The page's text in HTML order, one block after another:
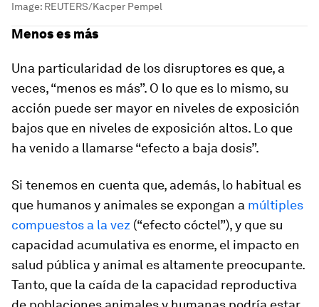
Image: REUTERS/Kacper Pempel
Menos es más
Una particularidad de los disruptores es que, a
veces, “menos es más”. O lo que es lo mismo, su
acción puede ser mayor en niveles de exposición
bajos que en niveles de exposición altos. Lo que
ha venido a llamarse “efecto a baja dosis”.
Si tenemos en cuenta que, además, lo habitual es
que humanos y animales se expongan a múltiples
compuestos a la vez (“efecto cóctel”), y que su
capacidad acumulativa es enorme, el impacto en
salud pública y animal es altamente preocupante.
Tanto, que la caída de la capacidad reproductiva